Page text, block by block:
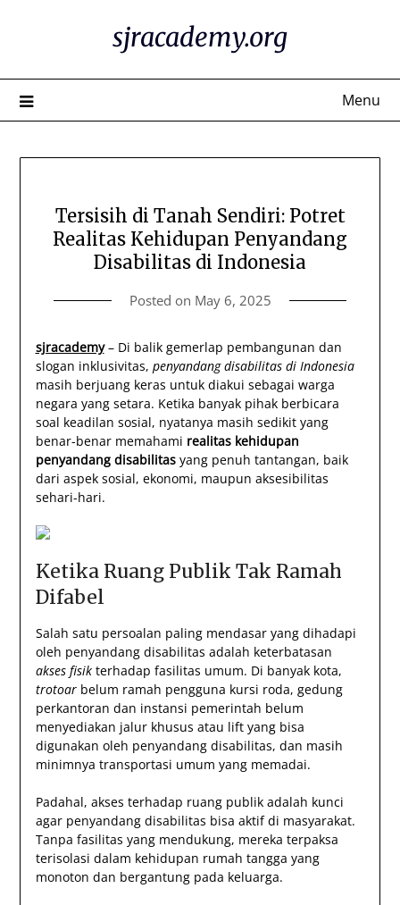
sjracademy.org
Menu
Tersisih di Tanah Sendiri: Potret
Realitas Kehidupan Penyandang
Disabilitas di Indonesia
Posted on May 6, 2025
sjracademy– Di balik gemerlap pembangunan dan
slogan inklusivitas, penyandang disabilitas di Indonesia
masih berjuang keras untuk diakui sebagai warga
negara yang setara. Ketika banyak pihak berbicara
soal keadilan sosial, nyatanya masih sedikit yang
benar-benar memahami realitas kehidupan
penyandang disabilitasyang penuh tantangan, baik
dari aspek sosial, ekonomi, maupun aksesibilitas
sehari-hari.
Ketika Ruang Publik Tak Ramah
Difabel
Salah satu persoalan paling mendasar yang dihadapi
oleh penyandang disabilitas adalah keterbatasan
akses fisikterhadap fasilitas umum. Di banyak kota,
trotoarbelum ramah pengguna kursi roda, gedung
perkantoran dan instansi pemerintah belum
menyediakan jalur khusus atau lift yang bisa
digunakan oleh penyandang disabilitas, dan masih
minimnya transportasi umum yang memadai.
Padahal, akses terhadap ruang publik adalah kunci
agar penyandang disabilitas bisa aktif di masyarakat.
Tanpa fasilitas yang mendukung, mereka terpaksa
terisolasi dalam kehidupan rumah tangga yang
monoton dan bergantung pada keluarga.